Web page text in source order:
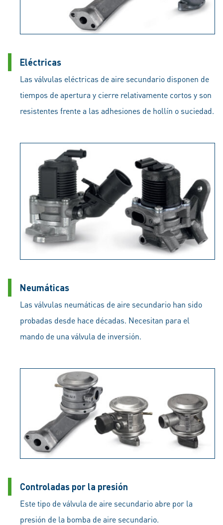
Eléctricas
Las válvulas eléctricas de aire secundario disponen de
tiempos de apertura y cierre relativamente cortos y son
resistentes frente a las adhesiones de hollín o suciedad.
Neumáticas
Las válvulas neumáticas de aire secundario han sido
probadas desde hace décadas. Necesitan para el
mando de una válvula de inversión.
Controladas por la presión
Este tipo de válvula de aire secundario abre por la
presión de la bomba de aire secundario.